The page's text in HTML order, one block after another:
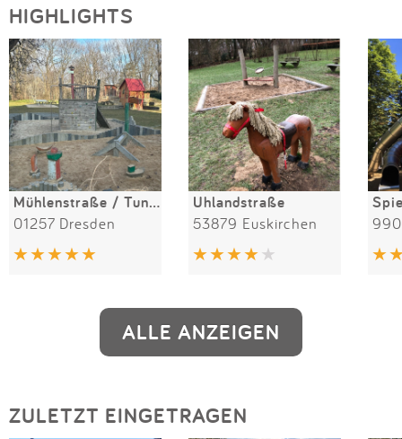
HIGHLIGHTS
Mühlenstraße / Tunnelspielplatz
01257 Dresden
Uhlandstraße
53879 Euskirchen
ALLE ANZEIGEN
ZULETZT EINGETRAGEN